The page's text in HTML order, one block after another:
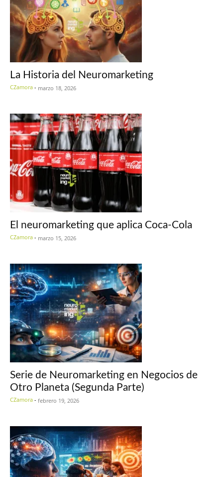
La Historia del Neuromarketing
CZamora - marzo 18, 2026
El neuromarketing que aplica Coca-Cola
CZamora - marzo 15, 2026
Serie de Neuromarketing en Negocios de
Otro Planeta (Segunda Parte)
CZamora - febrero 19, 2026